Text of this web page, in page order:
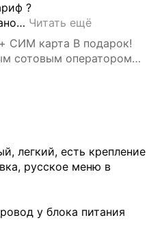
?
… Читать ещё
СИМ карта В подарок!
сотовым оператором
НЕ
легкий, есть крепление
русское меню в
у блока питания